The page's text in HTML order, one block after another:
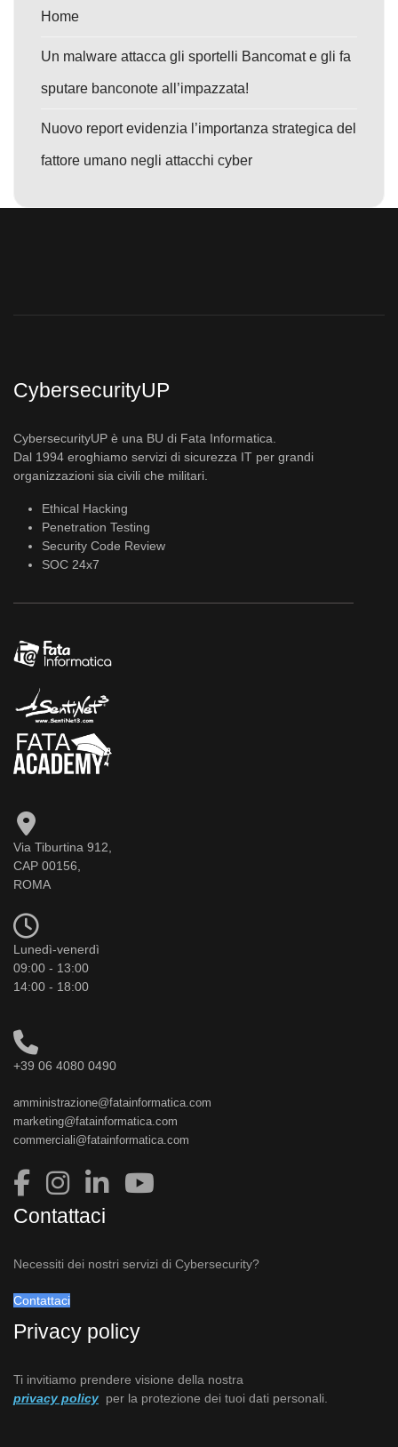
Home
Un malware attacca gli sportelli Bancomat e gli fa
sputare banconote all’impazzata!
Nuovo report evidenzia l’importanza strategica del
fattore umano negli attacchi cyber
CybersecurityUP
CybersecurityUP è una BU di Fata Informatica.
Dal 1994 eroghiamo servizi di sicurezza IT per grandi
organizzazioni sia civili che militari.
Ethical Hacking
Penetration Testing
Security Code Review
SOC 24x7
Via Tiburtina 912,
CAP 00156,
ROMA
Lunedì-venerdì
09:00 - 13:00
14:00 - 18:00
+39 06 4080 0490
amministrazione@fatainformatica.com
marketing@fatainformatica.com
commerciali@fatainformatica.com
Contattaci
Necessiti dei nostri servizi di Cybersecurity?
Contattaci
Privacy policy
Ti invitiamo prendere visione della nostra
privacy policy per la protezione dei tuoi dati personali.